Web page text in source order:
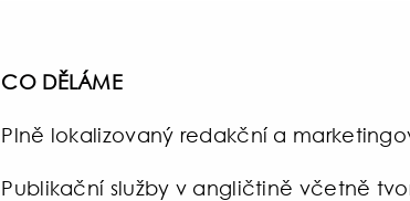
CO DĚLÁME
Plně lokalizovaný redakční a
Publikační služby v angličtině včetně